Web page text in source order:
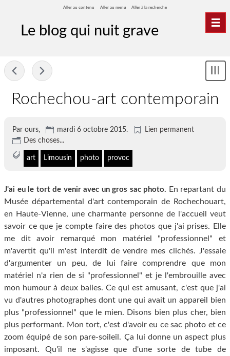
Aller au contenu Aller au menu Aller à la recherche
Le blog qui nuit grave
Rochechou-art contemporain
Par ours, mardi 6 octobre 2015.
Lien permanent
Des choses...
art Limousin photo provoc
J'ai eu le tort de venir avec un gros sac photo. En repartant du
Musée départemental d'art contemporain de Rochechouart,
en Haute-Vienne, une charmante personne de l'accueil veut
savoir ce que je compte faire des photos que j'ai prises. Elle
me dit avoir remarqué mon matériel "professionnel" et
m'avertit qu'il m'est interdit de vendre mes clichés. J'essaie
d'argumenter un peu, de lui faire comprendre que mon
matériel n'a rien de si "professionnel" et je l'embrouille avec
mon humour à deux balles. Ce qui est amusant, c'est que j'ai
vu d'autres photographes dont une qui avait un appareil bien
plus "professionnel" que le mien. Disons bien plus cher, bien
plus performant. Mon tort, c'est d'avoir eu ce sac photo et ce
zoom équipé de son pare-soileil. Ça lui donne un aspect plus
imposant. Qu'il ne s'agisse que d'une sorte de tube de